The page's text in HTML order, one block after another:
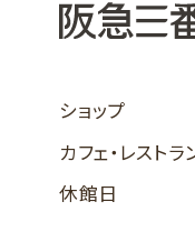
ショップ
カフェ・レストラ
休館日